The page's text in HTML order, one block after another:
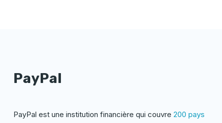
PayPal
PayPal est une institution financière qui couvre 200 pays